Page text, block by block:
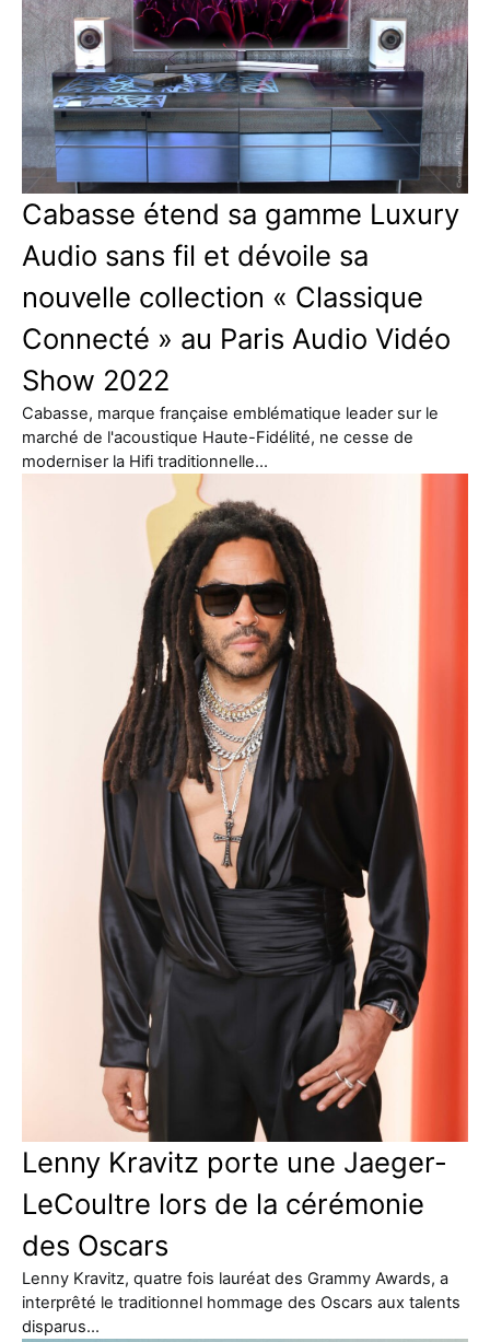
Cabasse étend sa gamme Luxury
Audio sans fil et dévoile sa
nouvelle collection « Classique
Connecté » au Paris Audio Vidéo
Show 2022
Cabasse, marque française emblématique leader sur le
marché de l'acoustique Haute-Fidélité, ne cesse de
moderniser la Hifi traditionnelle…
Lenny Kravitz porte une Jaeger-
LeCoultre lors de la cérémonie
des Oscars
Lenny Kravitz, quatre fois lauréat des Grammy Awards, a
interprêté le traditionnel hommage des Oscars aux talents
disparus…